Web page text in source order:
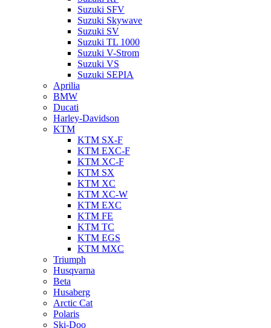
Suzuki SFV
Suzuki Skywave
Suzuki SV
Suzuki TL 1000
Suzuki V-Strom
Suzuki VS
Suzuki SEPIA
Aprilia
BMW
Ducati
Harley-Davidson
KTM
KTM SX-F
KTM EXC-F
KTM XC-F
KTM SX
KTM XC
KTM XC-W
KTM EXC
KTM FE
KTM TC
KTM EGS
KTM MXC
Triumph
Husqvarna
Beta
Husaberg
Arctic Cat
Polaris
Ski-Doo